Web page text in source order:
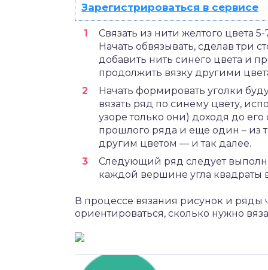
Зарегистрироваться в сервисе
Связать из нити желтого цвета
Начать обвязывать, сделав три
добавить нить синего цвета и
продолжить вязку другими
Начать формировать уголки
вязать ряд по синему цвету,
узоре только они) доходя до
прошлого ряда и еще один – из
другим цветом — и так далее.
Следующий ряд следует
каждой вершине угла квадраты
В процессе вязания рисунок и ряды
ориентироваться, сколько нужно